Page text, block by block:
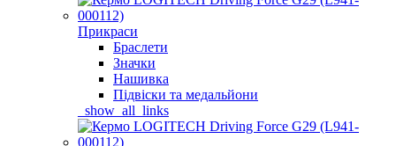
Прикраси
Браслети
Значки
Нашивка
Підвіски та медальйони
_show_all_links